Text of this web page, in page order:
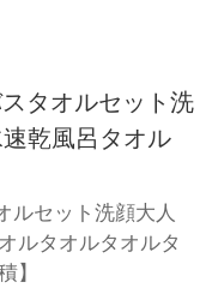
タオルセット洗
乾風呂タオル
ルセット洗顔大人
ルタオルタオルタ
】